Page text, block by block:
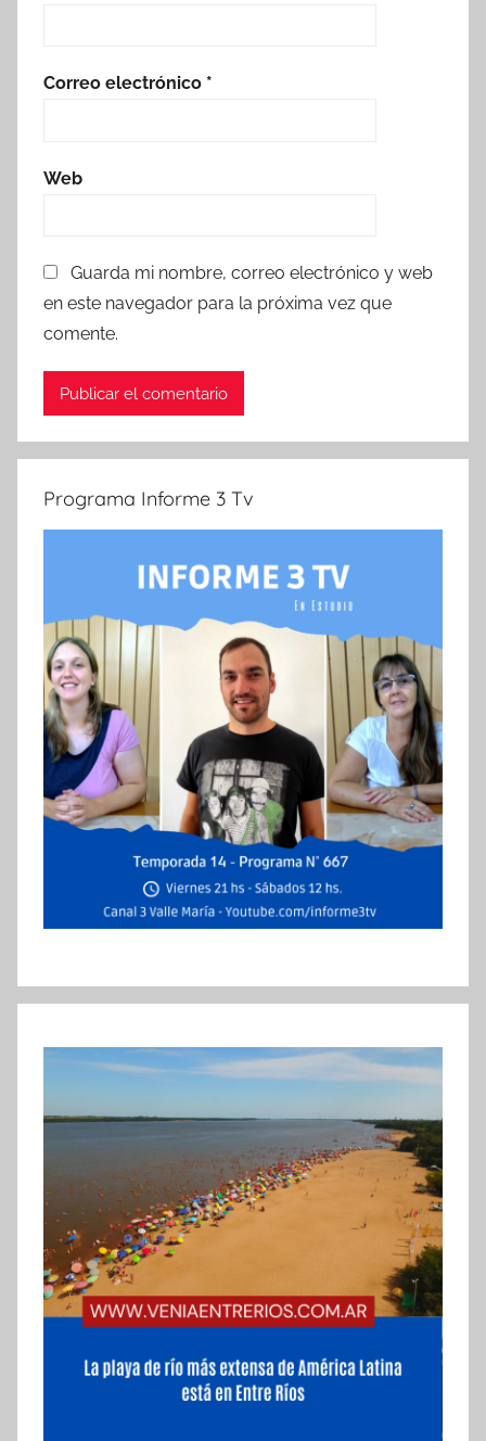
Correo electrónico *
Web
Guarda mi nombre, correo electrónico y web
en este navegador para la próxima vez que
comente.
Programa Informe 3 Tv